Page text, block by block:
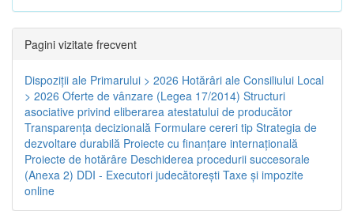
Pagini vizitate frecvent
Dispoziţii ale Primarului > 2026 Hotărâri ale Consiliului Local
> 2026 Oferte de vânzare (Legea 17/2014) Structuri
asociative privind eliberarea atestatului de producător
Transparenţa decizională Formulare cereri tip Strategia de
dezvoltare durabilă Proiecte cu finanţare internaţională
Proiecte de hotărâre Deschiderea procedurii succesorale
(Anexa 2) DDI - Executori judecătorești Taxe şi impozite
online